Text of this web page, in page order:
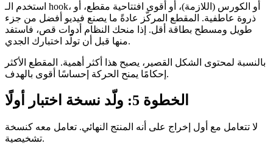
استخدم الـ hook، أو الكورس (اللازمة)، أو أقوى افتتاحية مقطع، أو
ذروة عاطفية. المقطع المركّز عادةً ما يصنع فيديو أفضل من جزء
طويل ومسطح بطاقة أقل. إذا منحك النظام أدوات قص، فاستفد
منها قبل أن تولّد اختبارك الجدي.
بالنسبة لمحتوى الشكل القصير، يصبح هذا أكثر أهمية. المقطع الأكثر
إحكامًا يمنح الحركة إحساسًا أقوى بالهدف.
الخطوة 5: ولّد نسخة اختبار أولًا
لا تتعامل مع أول إخراج على أنه المنتج النهائي. تعامل معه كنسخة
تشخيصية.